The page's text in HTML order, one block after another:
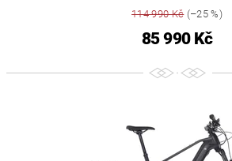
114 990 Kč(–25 %)
85 990 Kč